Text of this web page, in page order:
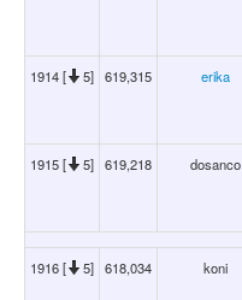
1914 [ 5] 619,315 erika
1915 [ 5] 619,218 dosanco
1916 [ 5] 618,034 koni